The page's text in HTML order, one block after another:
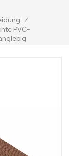
/
PVC-